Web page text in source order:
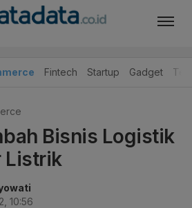
Fintech Startup Gadget
Bisnis Logistik
Listrik
10:56